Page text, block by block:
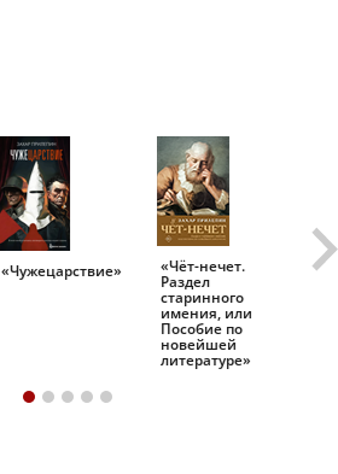
«Чужецарствие» «Чёт-нечет.
Раздел
старинного
имения, или
Пособие по
новейшей
литературе»